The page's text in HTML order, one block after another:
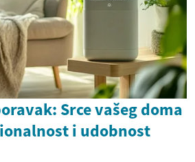
Srce vašeg doma
i udobnost